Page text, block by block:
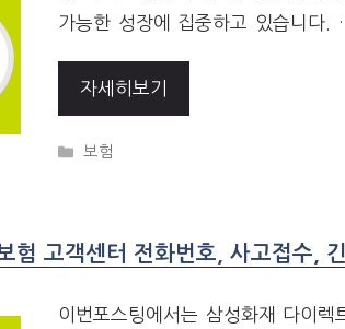
가능한 성장에 집중하고 있습니다.
자세히보기
CATEGORIES
보험
험 고객센터 전화번호, 사고접수,
이번포스팅에서는 삼성화재 다이